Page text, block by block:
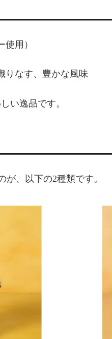
用）
りなす、豊かな風味
い逸品です。
が、以下の2種類です。